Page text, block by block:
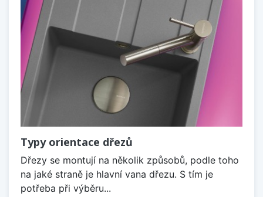
Typy orientace dřezů
Dřezy se montují na několik způsobů, podle toho
na jaké straně je hlavní vana dřezu. S tím je
potřeba při výběru...